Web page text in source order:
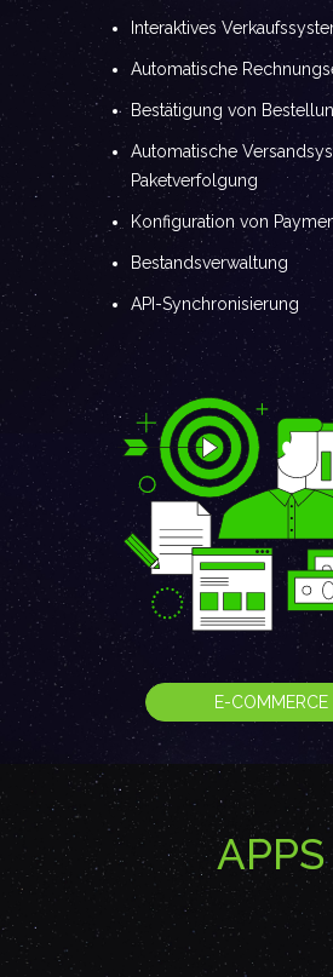
Interaktives
Automatische
Bestätigung von
Automatische
Paketverfolgung
Konfiguration von
Bestandsverwaltung
API-Synchronisierung
E-COMMERCE
APPS